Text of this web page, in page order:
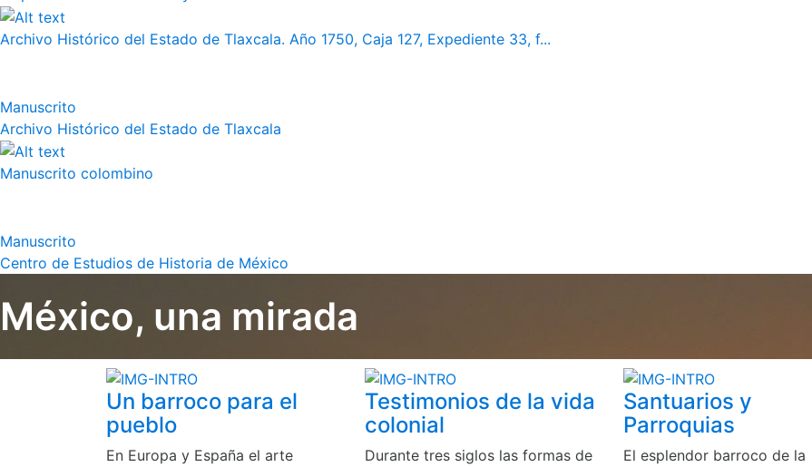
Archivo Histórico del Estado de Tlaxcala. Año 1750, Caja 127, Expediente 33, f...
Manuscrito
Archivo Histórico del Estado de Tlaxcala
Manuscrito colombino
Manuscrito
Centro de Estudios de Historia de México
México, una mirada
Un barroco para el
pueblo
En Europa y España el arte
Testimonios de la vida
colonial
Durante tres siglos las formas de
Santuarios y
Parroquias
El esplendor barroco de la